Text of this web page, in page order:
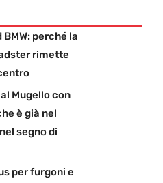
BMW: perché la
rimette
Mugello con
è già nel
segno di
per furgoni e